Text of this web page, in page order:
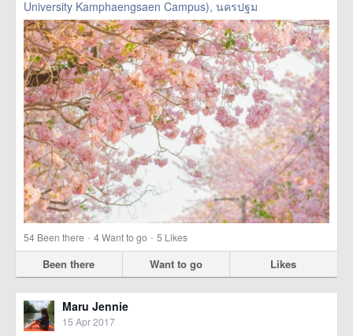
University Kamphaengsaen Campus), นครปฐม
54 Been there · 4Want to go · 5 Likes
Been there Want to go Likes
Maru Jennie
15 Apr 2017